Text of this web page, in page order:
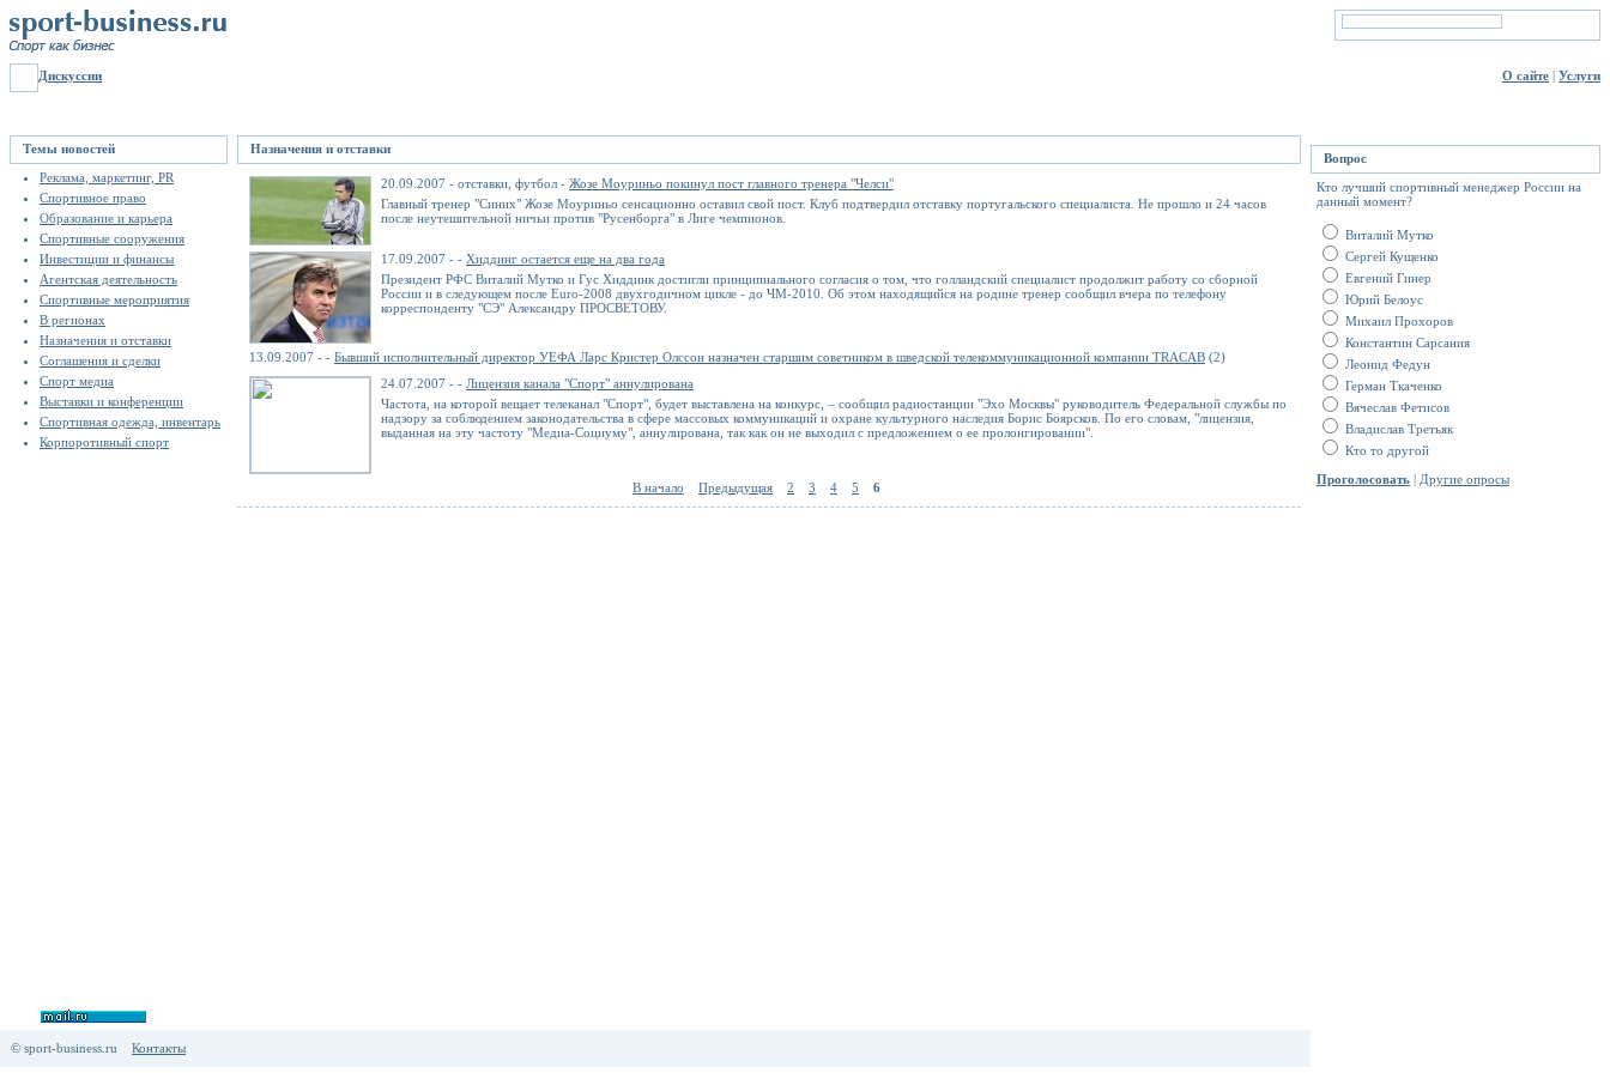
Дискуссии О сайте | Услуги
Темы новостей
Реклама, маркетинг, PR
Спортивное право
Образование и карьера
Спортивные сооружения
Инвестиции и финансы
Агентская деятельность
Спортивные мероприятия
В регионах
Назначения и отставки
Соглашения и сделки
Спорт медиа
Выставки и конференции
Спортивная одежда, инвентарь
Корпоротивный спорт
Назначения и отставки
20.09.2007 - отставки, футбол - Жозе Моуриньо покинул пост главного тренера "Челси"
Главный тренер "Синих" Жозе Моуриньо сенсационно оставил свой пост. Клуб подтвердил отставку португальского специалиста. Не прошло и 24 часов
после неутешительной ничьи против "Русенборга" в Лиге чемпионов.
17.09.2007 - - Хиддинг остается еще на два года
Президент РФС Виталий Мутко и Гус Хиддинк достигли принципиального согласия о том, что голландский специалист продолжит работу со сборной
России и в следующем после Euro-2008 двухгодичном цикле - до ЧМ-2010. Об этом находящийся на родине тренер сообщил вчера по телефону
корреспонденту "СЭ" Александру ПРОСВЕТОВУ.
13.09.2007 - - Бывший исполнительный директор УЕФА Ларс Кристер Олссон назначен старшим советником в шведской телекоммуникационной компании TRACAB (2)
24.07.2007 - - Лицензия канала "Спорт" аннулирована
Частота, на которой вещает телеканал "Спорт", будет выставлена на конкурс, – сообщил радиостанции "Эхо Москвы" руководитель Федеральной службы по
надзору за соблюдением законодательства в сфере массовых коммуникаций и охране культурного наследия Борис Боярсков. По его словам, "лицензия,
выданная на эту частоту "Медиа-Социуму", аннулирована, так как он не выходил с предложением о ее пролонгировании".
В начало Предыдущая 2 3 4 5 6
Вопрос
Кто лучший спортивный менеджер России на
данный момент?
Виталий Мутко
Сергей Кущенко
Евгений Гинер
Юрий Белоус
Михаил Прохоров
Константин Сарсания
Леонид Федун
Герман Ткаченко
Вячеслав Фетисов
Владислав Третьяк
Кто то другой
Проголосовать | Другие опросы
© sport-business.ru Контакты